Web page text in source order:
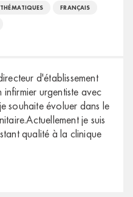
FRANÇAIS
d'établissement
urgentiste avec
souhaite évoluer dans le
je suis
qualité à la clinique